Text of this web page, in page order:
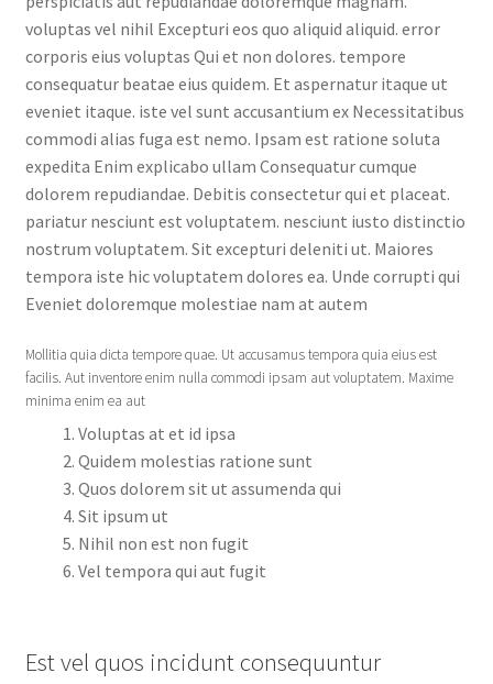
voluptas vel nihil Excepturi eos quo aliquid aliquid. error
corporis eius voluptas Qui et non dolores. tempore
consequatur beatae eius quidem. Et aspernatur itaque ut
eveniet itaque. iste vel sunt accusantium ex Necessitatibus
commodi alias fuga est nemo. Ipsam est ratione soluta
expedita Enim explicabo ullam Consequatur cumque
dolorem repudiandae. Debitis consectetur qui et placeat.
pariatur nesciunt est voluptatem. nesciunt iusto distinctio
nostrum voluptatem. Sit excepturi deleniti ut. Maiores
tempora iste hic voluptatem dolores ea. Unde corrupti qui
Eveniet doloremque molestiae nam at autem
Mollitia quia dicta tempore quae. Ut accusamus tempora quia eius est
facilis. Aut inventore enim nulla commodi ipsam aut voluptatem. Maxime
minima enim ea aut
Voluptas at et id ipsa
Quidem molestias ratione sunt
Quos dolorem sit ut assumenda qui
Sit ipsum ut
Nihil non est non fugit
Vel tempora qui aut fugit
Est vel quos incidunt consequuntur